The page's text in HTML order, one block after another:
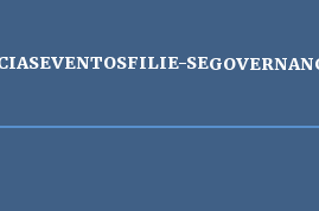
EVENTOSFILIE-SE